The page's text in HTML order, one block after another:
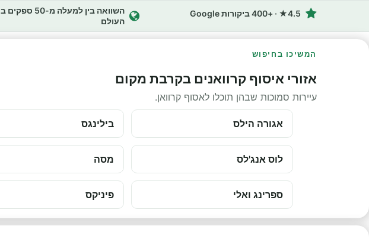
4.5★ · +400 ביקורות Google
השוואה בין למעלה מ-
העולם
המשיכו בחיפוש
אזורי איסוף קרוואנים בקרבת מקום
עיירות סמוכות שבהן תוכלו לאסוף קרוואן.
אגורה הילס בילינגס
לוס אנג'לס מסה
ספרינג ואלי פיניקס